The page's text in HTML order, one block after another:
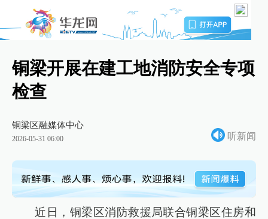
铜梁开展在建工地消防安全专项
检查
铜梁区融媒体中心
2026-05-31 06:00 听新闻
近日，铜梁区消防救援局联合铜梁区住房和